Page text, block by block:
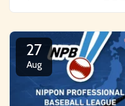
27
Aug